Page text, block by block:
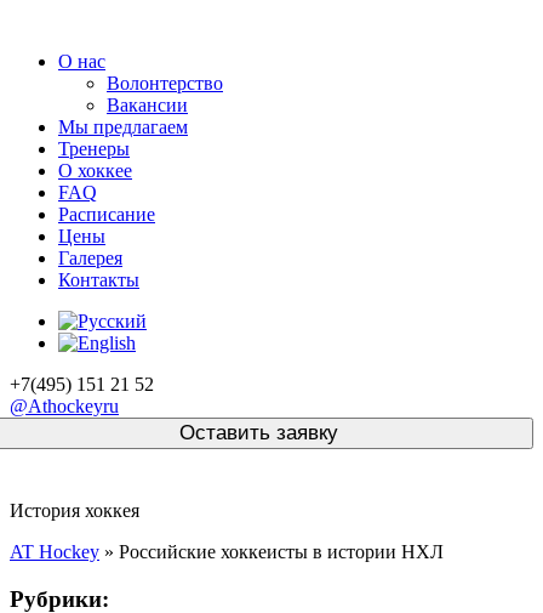
О нас
Волонтерство
Вакансии
Мы предлагаем
Тренеры
О хоккее
FAQ
Расписание
Цены
Галерея
Контакты
+7(495) 151 21 52
@Athockeyru
История хоккея
AT Hockey » Российские хоккеисты в истории НХЛ
Рубрики: